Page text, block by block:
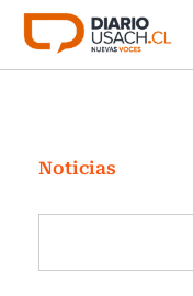
Click acá para ir
Investigación
Cultura
Programas
Noticias